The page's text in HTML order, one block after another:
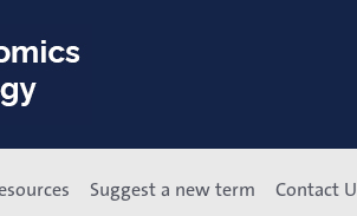
Suggest a new term Contact